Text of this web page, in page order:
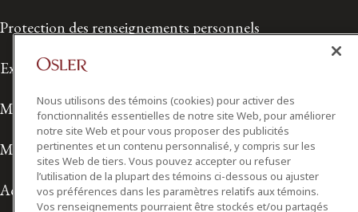
Protection des renseignements personnels
Exonération de responsabilité
Modalités de prestation de services
Modalités d'utilisation
Accessibilité
Nous utilisons des témoins (cookies) pour activer des
fonctionnalités essentielles de notre site Web, pour améliorer
notre site Web et pour vous proposer des publicités
pertinentes et un contenu personnalisé, y compris sur les
sites Web de tiers. Vous pouvez accepter ou refuser
l’utilisation de la plupart des témoins ci-dessous ou ajuster
vos préférences dans les paramètres relatifs aux témoins.
Vos renseignements pourraient être stockés et/ou partagés